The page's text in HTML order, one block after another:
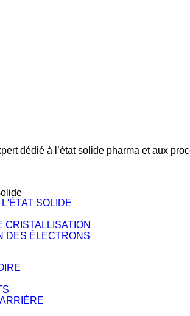
dédié à l’état solide pharma et aux
SOLIDE
CRISTALLISATION
DES ÉLECTRONS